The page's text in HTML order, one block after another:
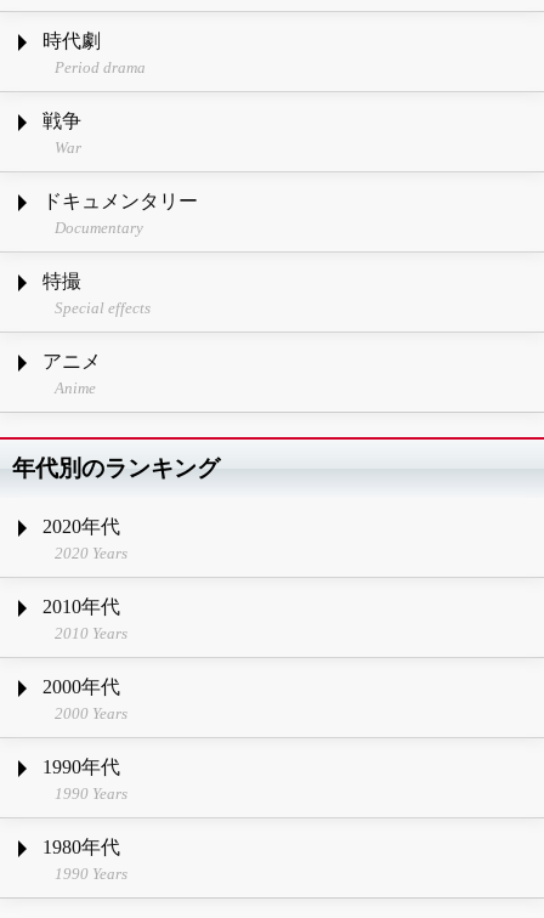
時代劇
Period drama
戦争
War
ドキュメンタリー
Documentary
特撮
Special effects
アニメ
Anime
年代別のランキング
2020年代
2020 Years
2010年代
2010 Years
2000年代
2000 Years
1990年代
1990 Years
1980年代
1990 Years